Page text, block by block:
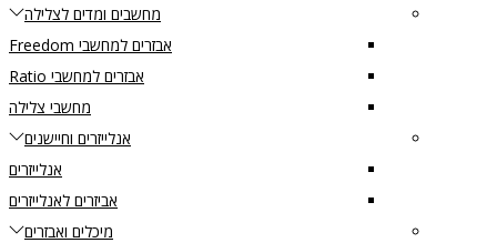
מחשבים ומדים לצלילה
אבזרים למחשבי Freedom
אבזרים למחשבי Ratio
מחשבי צלילה
אנלייזרים וחיישנים
אנלייזרים
אביזרים לאנלייזרים
מיכלים ואבזרים